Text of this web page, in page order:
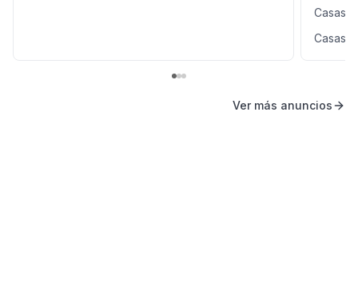
Casas
Casas
Ver más anuncios